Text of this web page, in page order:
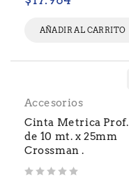
AÑADIR AL CARRITO
Accesorios
Cinta Metrica Prof.
de 10 mt. x 25mm
Crossman .